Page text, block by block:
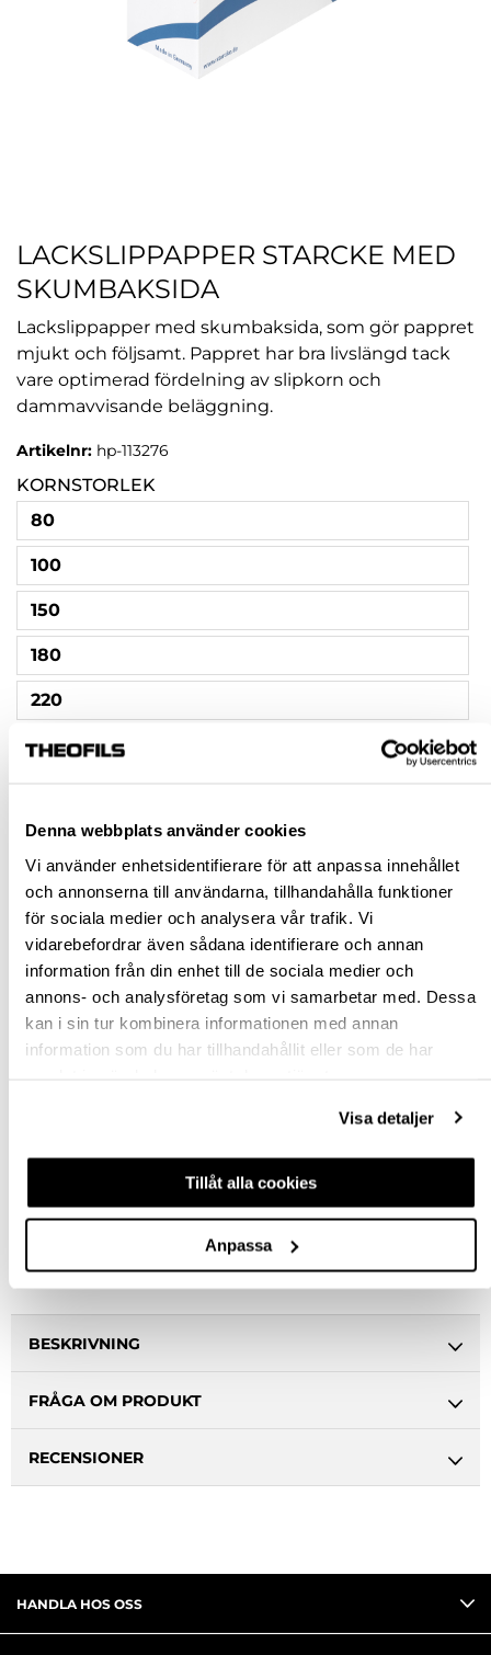
Denna webbplats använder cookies
Vi använder enhetsidentifierare för att anpassa innehållet
och annonserna till användarna, tillhandahålla funktioner
för sociala medier och analysera vår trafik. Vi
vidarebefordrar även sådana identifierare och annan
information från din enhet till de sociala medier och
annons- och analysföretag som vi samarbetar med. Dessa
kan i sin tur kombinera informationen med annan
information som du har tillhandahållit eller som de har
Visa detaljer
Tillåt alla cookies
Anpassa
LACKSLIPPAPPER STARCKE MED
SKUMBAKSIDA
Lackslippapper med skumbaksida, som gör pappret
mjukt och följsamt. Pappret har bra livslängd tack
vare optimerad fördelning av slipkorn och
dammavvisande beläggning.
Artikelnr: hp-113276
KORNSTORLEK
80
100
150
180
220
240
400
600
800
Rensa val
VÄLJ VARIANT
Snabba leveranser
Ledande leverantör i Sverige
BESKRIVNING
FRÅGA OM PRODUKT
RECENSIONER
HANDLA HOS OSS